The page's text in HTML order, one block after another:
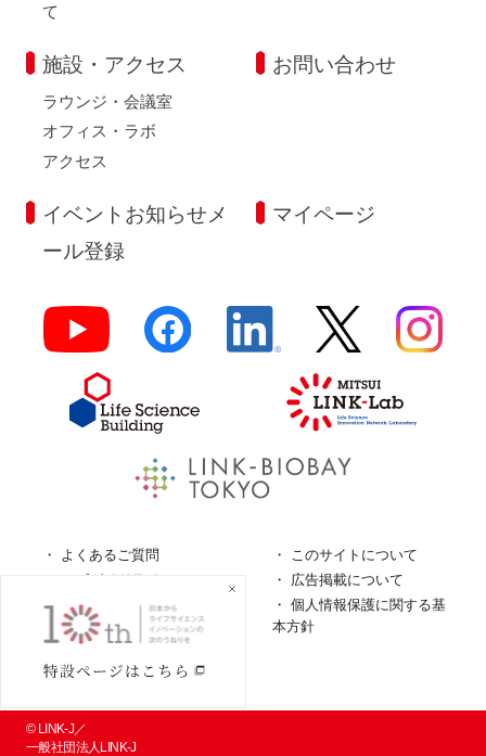
て
施設・アクセス
ラウンジ・会議室
オフィス・ラボ
アクセス
お問い合わせ
イベントお知らせメ
ール登録
マイページ
よくあるご質問
このサイトについて
ロゴガイドライン
広告掲載について
特定商取引法に基づく表
個人情報保護に関する基
本方針
© LINK-J／
一般社団法人LINK-J